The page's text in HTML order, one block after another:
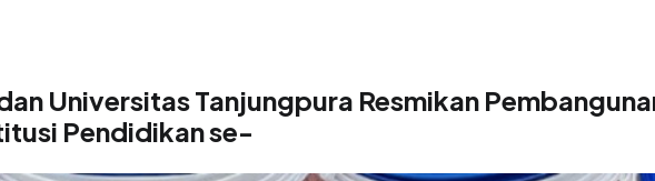
Universitas Tanjungpura Resmikan
Pendidikan se-